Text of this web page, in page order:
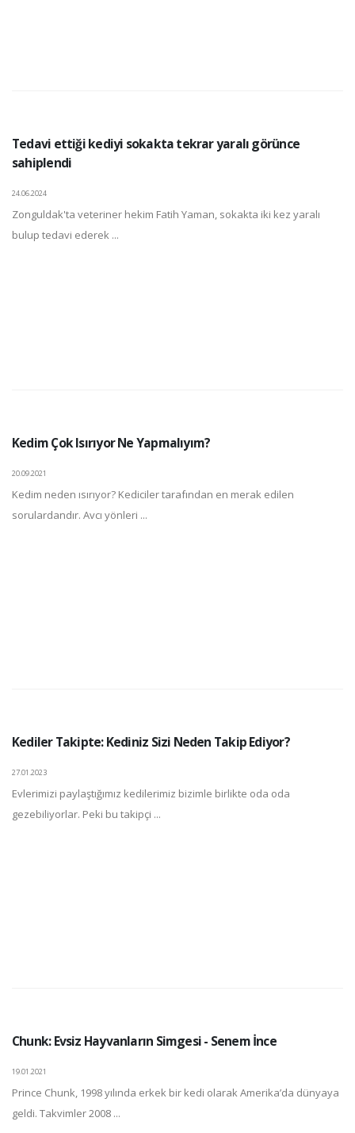
Tedavi ettiği kediyi sokakta tekrar yaralı görünce
sahiplendi
24.06.2024
Zonguldak'ta veteriner hekim Fatih Yaman, sokakta iki kez yaralı
bulup tedavi ederek ...
Kedim Çok Isırıyor Ne Yapmalıyım?
20.09.2021
Kedim neden ısırıyor? Kediciler tarafından en merak edilen
sorulardandır. Avcı yönleri ...
Kediler Takipte: Kediniz Sizi Neden Takip Ediyor?
27.01.2023
Evlerimizi paylaştığımız kedilerimiz bizimle birlikte oda oda
gezebiliyorlar. Peki bu takipçi ...
Chunk: Evsiz Hayvanların Simgesi - Senem İnce
19.01.2021
Prince Chunk, 1998 yılında erkek bir kedi olarak Amerika’da dünyaya
geldi. Takvimler 2008 ...